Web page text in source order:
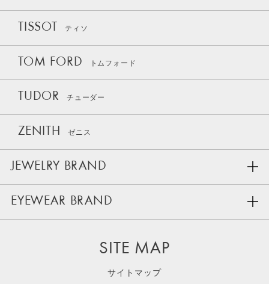
TISSOT ティソ
TOM FORD トムフォード
TUDOR チューダー
ZENITH ゼニス
JEWELRY BRAND
EYEWEAR BRAND
SITE MAP
サイトマップ